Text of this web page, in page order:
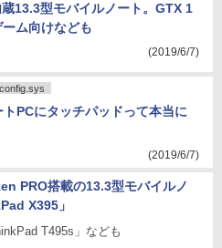
13.3型モバイルノート。GTX 1
ム向けなども
(2019/6/7)
PCにタッチパッドって本当に
(2019/6/7)
PRO搭載の13.3型モバイルノ
X395」
T495s」なども